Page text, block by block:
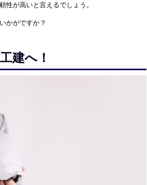
性が高いと言えるでしょう。
かがですか？
建へ！